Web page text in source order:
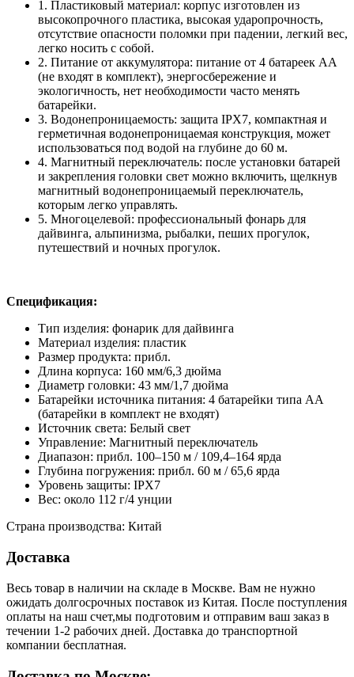
1. Пластиковый материал: корпус изготовлен из
высокопрочного пластика, высокая ударопрочность,
отсутствие опасности поломки при падении, легкий вес,
легко носить с собой.
2. Питание от аккумулятора: питание от 4 батареек АА
(не входят в комплект), энергосбережение и
экологичность, нет необходимости часто менять
батарейки.
3. Водонепроницаемость: защита IPX7, компактная и
герметичная водонепроницаемая конструкция, может
использоваться под водой на глубине до 60 м.
4. Магнитный переключатель: после установки батарей
и закрепления головки свет можно включить, щелкнув
магнитный водонепроницаемый переключатель,
которым легко управлять.
5. Многоцелевой: профессиональный фонарь для
дайвинга, альпинизма, рыбалки, пеших прогулок,
путешествий и ночных прогулок.
Спецификация:
Тип изделия: фонарик для дайвинга
Материал изделия: пластик
Размер продукта: прибл.
Длина корпуса: 160 мм/6,3 дюйма
Диаметр головки: 43 мм/1,7 дюйма
Батарейки источника питания: 4 батарейки типа АА
(батарейки в комплект не входят)
Источник света: Белый свет
Управление: Магнитный переключатель
Диапазон: прибл. 100–150 м / 109,4–164 ярда
Глубина погружения: прибл. 60 м / 65,6 ярда
Уровень защиты: IPX7
Вес: около 112 г/4 унции
Страна производства: Китай
Доставка
Весь товар в наличии на складе в Москве. Вам не нужно
ожидать долгосрочных поставок из Китая. После поступления
оплаты на наш счет,мы подготовим и отправим ваш заказ в
течении 1-2 рабочих дней. Доставка до транспортной
компании бесплатная.